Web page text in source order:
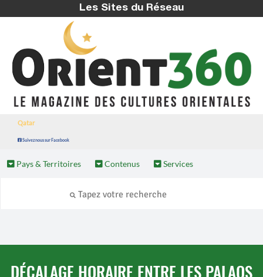
Les Sites du Réseau
Qatar
Suivez nous sur Facebook
Pays & Territoires Contenus Services
DÉCALAGE HORAIRE ENTRE LES PALAOS